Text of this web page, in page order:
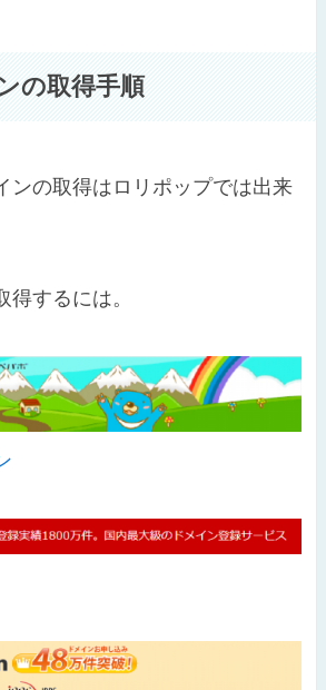
の取得手順
ンの取得はロリポップでは出来
得するには。